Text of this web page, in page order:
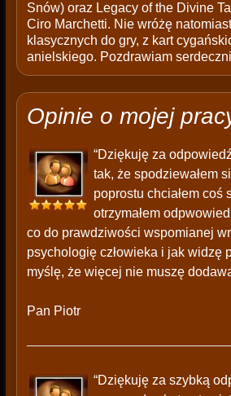
Snów) oraz Legacy of the Divine
Ciro Marchetti. Nie wróżę
klasycznych do gry, z kart
anielskiego. Pozdrawiam
Opinie o mojej
“Dziękuję za
tak, że spodziewałem
poprostu chciałem coś
otrzymałem
co do prawdziwości wspomianej
psychologię człowieka i jak widzę
myślę, że więcej nie muszę
Pan Piotr
“Dziękuję za szybką